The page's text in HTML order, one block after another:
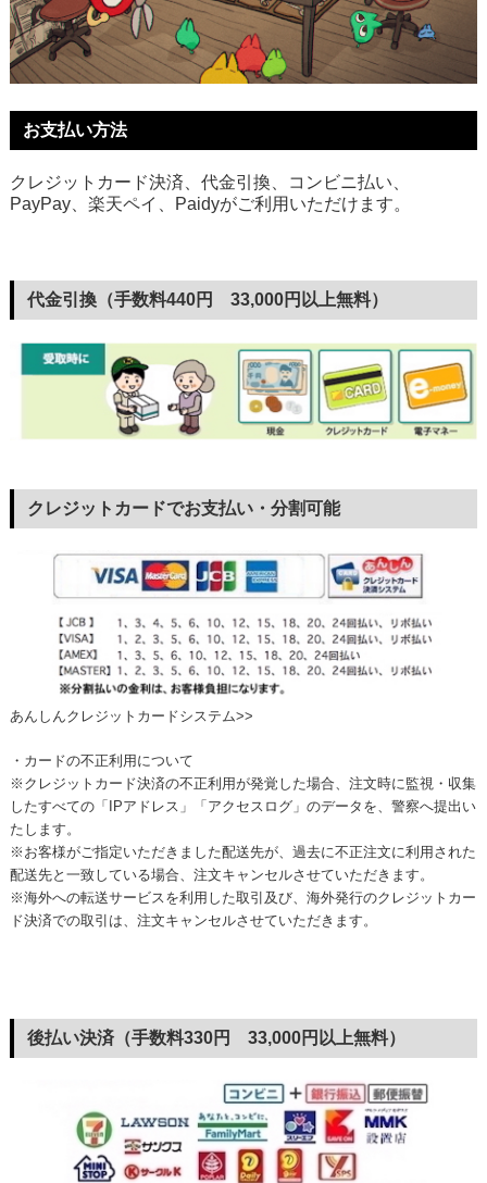
お支払い方法
クレジットカード決済、代金引換、コンビニ払い、
PayPay、楽天ペイ、Paidyがご利用いただけます。
代金引換（手数料440円 33,000円以上無料）
クレジットカードでお支払い・分割可能
あんしんクレジットカードシステム>>
・カードの不正利用について
※クレジットカード決済の不正利用が発覚した場合、注文時に監視・収集
したすべての「IPアドレス」「アクセスログ」のデータを、警察へ提出い
たします。
※お客様がご指定いただきました配送先が、過去に不正注文に利用された
配送先と一致している場合、注文キャンセルさせていただきます。
※海外への転送サービスを利用した取引及び、海外発行のクレジットカー
ド決済での取引は、注文キャンセルさせていただきます。
後払い決済（手数料330円 33,000円以上無料）